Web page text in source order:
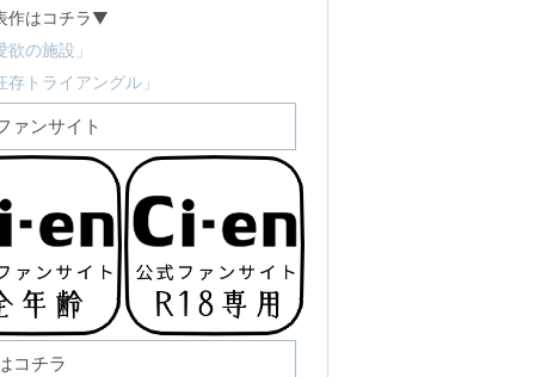
作はコチラ▼
欲の施設」
存トライアングル」
ァンサイト
コチラ